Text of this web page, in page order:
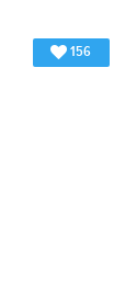
156